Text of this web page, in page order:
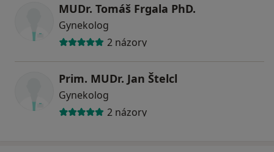
MUDr. Tomáš Frgala PhD.
Gynekolog
2 názory
Prim. MUDr. Jan Štelcl
Gynekolog
2 názory